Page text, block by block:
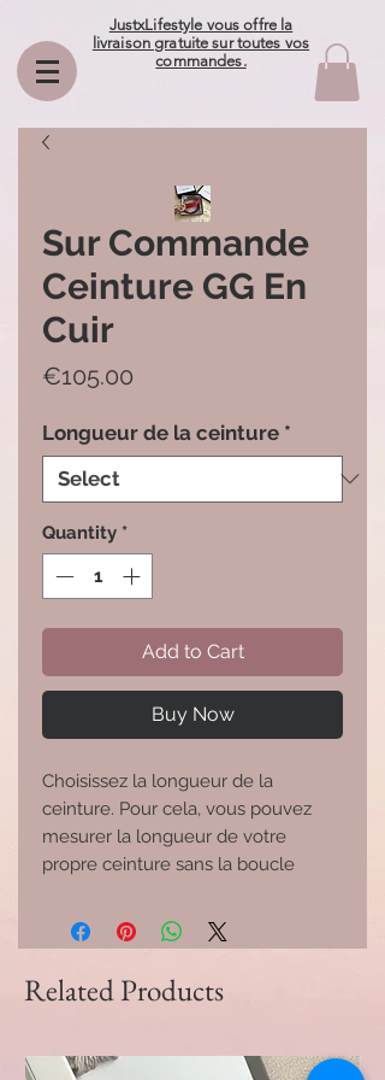
JustxLifestyle vous offre la
livraison gratuite sur toutes vos
commandes.
Sur Commande
Ceinture GG En
Cuir
€105.00
Longueur de la ceinture *
Quantity *
Add to Cart
Buy Now
Choisissez la longueur de la
ceinture. Pour cela, vous pouvez
mesurer la longueur de votre
propre ceinture sans la boucle
Related Products